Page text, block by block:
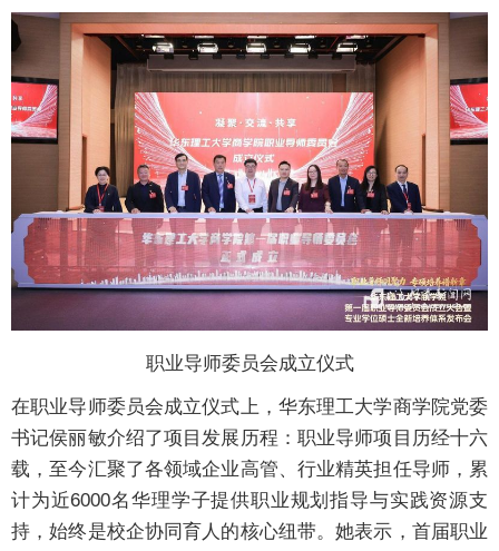
职业导师委员会成立仪式
在职业导师委员会成立仪式上，华东理工大学商学院党委
书记侯丽敏介绍了项目发展历程：职业导师项目历经十六
载，至今汇聚了各领域企业高管、行业精英担任导师，累
计为近6000名华理学子提供职业规划指导与实践资源支
持，始终是校企协同育人的核心纽带。她表示，首届职业